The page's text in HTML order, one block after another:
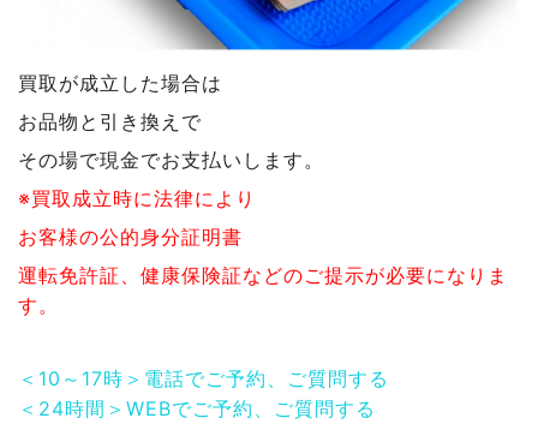
買取が成立した場合は
お品物と引き換えで
その場で現金でお支払いします。
※買取成立時に法律により
お客様の公的身分証明書
運転免許証、健康保険証などのご提示が必要になりま
す。
＜10～17時＞電話でご予約、ご質問する
＜24時間＞WEBでご予約、ご質問する